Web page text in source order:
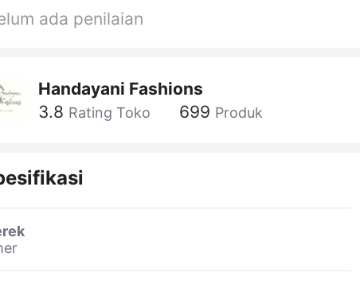
ada penilaian
Handayani Fashions
3.8 Rating Toko 699 Produk